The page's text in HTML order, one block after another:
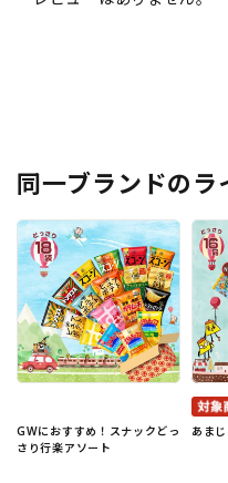
同一ブランドのラ
GWにおすすめ！スナックどっ
さり行楽アソート
あま